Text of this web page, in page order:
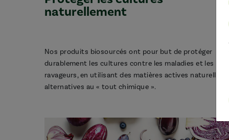
naturellement
Nos produits biosourcés ont pour but de protéger
durablement les cultures contre les maladies et les
ravageurs, en utilisant des matières actives naturelles,
alternatives au « tout chimique ».